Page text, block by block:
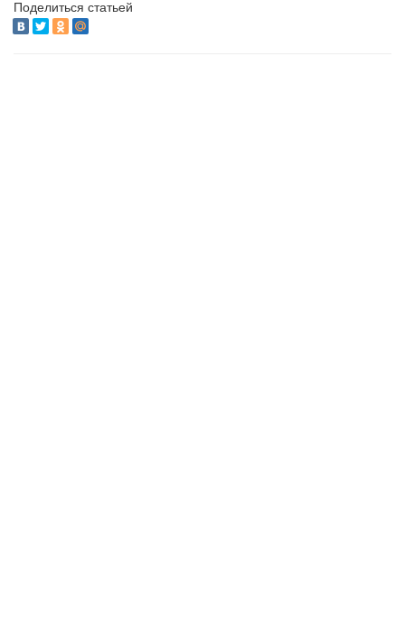
Поделиться статьей